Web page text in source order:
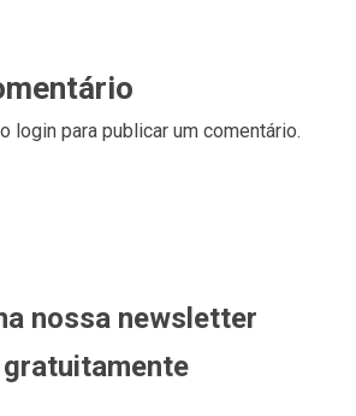
login para publicar um comentário.
nossa newsletter
gratuitamente